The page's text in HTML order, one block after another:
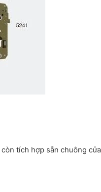
còn tích hợp sẵn chuông